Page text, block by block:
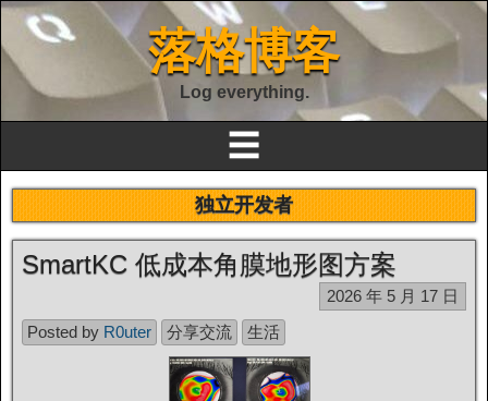
落格博客
Log everything.
☰
独立开发者
SmartKC 低成本角膜地形图方案
2026 年 5 月 17 日
Posted by R0uter 分享交流 生活